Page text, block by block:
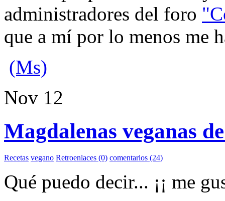
administradores del foro
que a mí por lo menos me
(Ms)
Nov 12
Magdalenas veganas
Recetas vegano Retroenlaces (0) comentarios (24)
Qué puedo decir... ¡¡ me